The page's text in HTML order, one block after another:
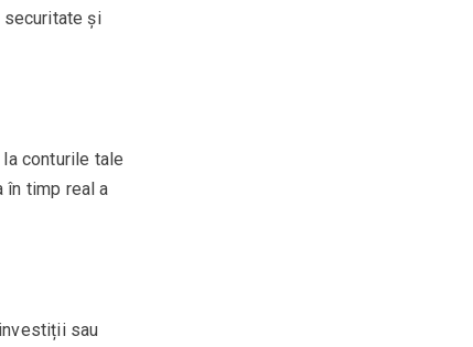
securitate și
conturile tale
în timp real a
sau